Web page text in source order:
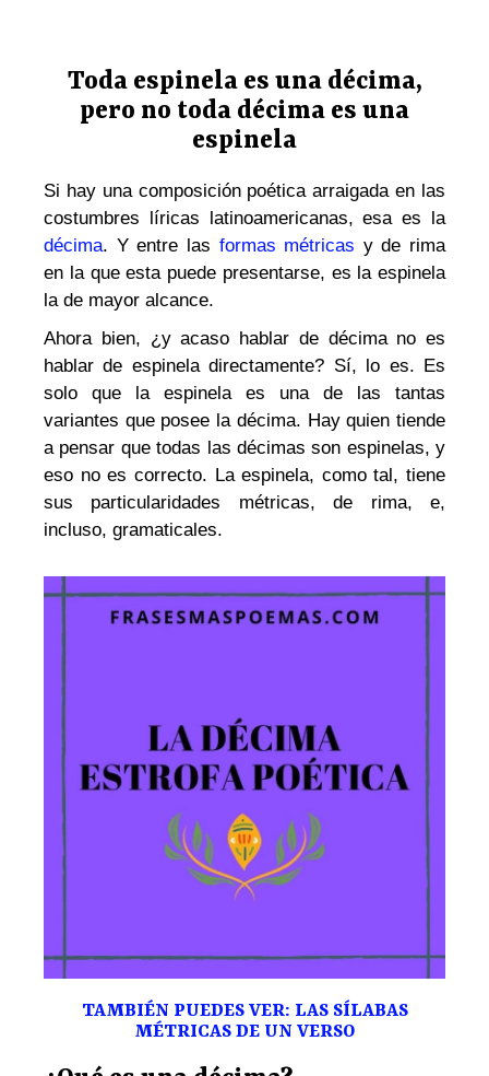
Toda espinela es una décima,
pero no toda décima es una
espinela
Si hay una composición poética arraigada en las
costumbres líricas latinoamericanas, esa es la
décima. Y entre las formas métricas y de rima
en la que esta puede presentarse, es la espinela
la de mayor alcance.
Ahora bien, ¿y acaso hablar de décima no es
hablar de espinela directamente? Sí, lo es. Es
solo que la espinela es una de las tantas
variantes que posee la décima. Hay quien tiende
a pensar que todas las décimas son espinelas, y
eso no es correcto. La espinela, como tal, tiene
sus particularidades métricas, de rima, e,
incluso, gramaticales.
TAMBIÉN PUEDES VER: LAS SÍLABAS
MÉTRICAS DE UN VERSO